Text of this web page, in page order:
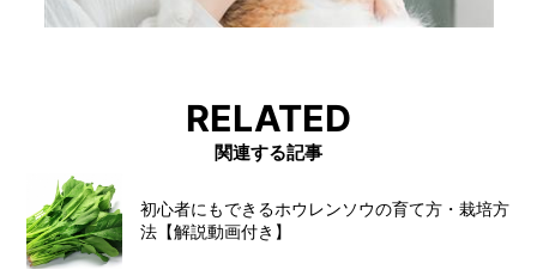
RELATED
関連する記事
初心者にもできるホウレンソウの育て方・栽培方
法【解説動画付き】